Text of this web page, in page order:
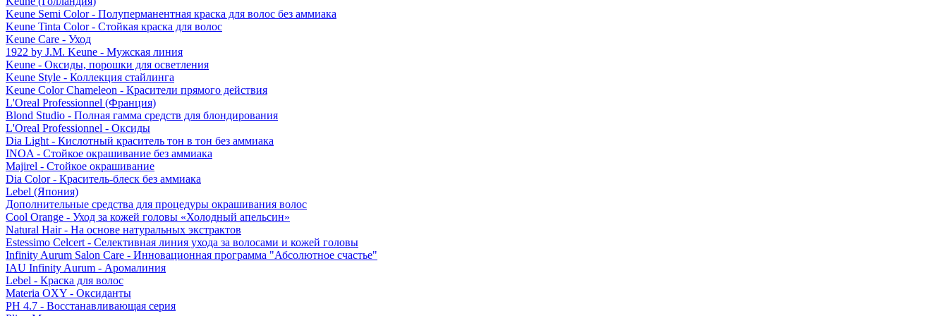
Keune Semi Color - Полуперманентная краска для волос без аммиака
Keune Tinta Color - Стойкая краска для волос
Keune Care - Уход
1922 by J.M. Keune - Мужская линия
Keune - Оксиды, порошки для осветления
Keune Style - Коллекция стайлинга
Keune Color Chameleon - Красители прямого действия
L'Oreal Professionnel (Франция)
Blond Studio - Полная гамма средств для блондирования
L'Oreal Professionnel - Оксиды
Dia Light - Кислотный краситель тон в тон без аммиака
INOA - Стойкое окрашивание без аммиака
Majirel - Стойкое окрашивание
Dia Color - Краситель-блеск без аммиака
Lebel (Япония)
Дополнительные средства для процедуры окрашивания волос
Cool Orange - Уход за кожей головы «Холодный апельсин»
Natural Hair - На основе натуральных экстрактов
Estessimo Celcert - Селективная линия ухода за волосами и кожей головы
Infinity Aurum Salon Care - Инновационная программа "Абсолютное счастье"
IAU Infinity Aurum - Аромалиния
Lebel - Краска для волос
Materia OXY - Оксиданты
PH 4.7 - Восстанавливающая серия